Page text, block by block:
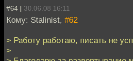
#64 | 30.06.08 16:11
Кому: Stalinist, #62
> Работу работаю, писать не
>